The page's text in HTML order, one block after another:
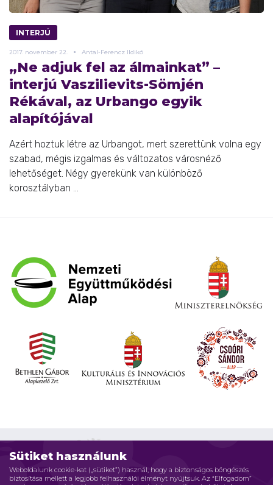
Sütiket használunk
Weboldalunk cookie-kat („sütiket”) használ, hogy a biztonságos böngészés
biztosítása mellett a legjobb felhasználói élményt nyújtsuk. Az “Elfogadom”
INTERJÚ
2017. november 22. Antal-Ferencz Ildikó
„Ne adjuk fel az álmainkat” –
interjú Vaszilievits-Sömjén
Rékával, az Urbango egyik
alapítójával
Azért hoztuk létre az Urbangot, mert szerettünk volna egy
szabad, mégis izgalmas és változatos városnéző
lehetőséget. Négy gyerekünk van különböző
korosztályban ...
Impresszum Adatvédelmi elvek Jogi nyilatkozat